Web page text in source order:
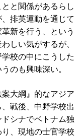
と関係があるらし
排英運動を通じて
新を行う、という
しい気がするが、
校の中にこうした
のも興味深い。
大綱』的なアジア
戦後、中野学校出
シナでベトナム独
、現地の士官学校